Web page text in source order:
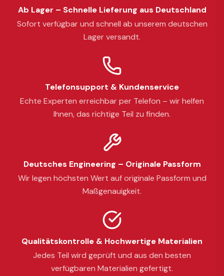
Ab Lager – Schnelle Lieferung aus Deutschland
Sofort verfügbar und schnell ab unserem deutschen
Lager versandt.
Telefonsupport & Kundenservice
Echte Experten erreichbar per Telefon – wir helfen
Ihnen, das richtige Teil zu finden.
Deutsches Engineering – Originale Passform
Wir legen höchsten Wert auf originale Passform und
Maßgenauigkeit.
Qualitätskontrolle & Hochwertige Materialien
Jedes Teil wird geprüft und aus den besten
verfügbaren Materialien gefertigt.